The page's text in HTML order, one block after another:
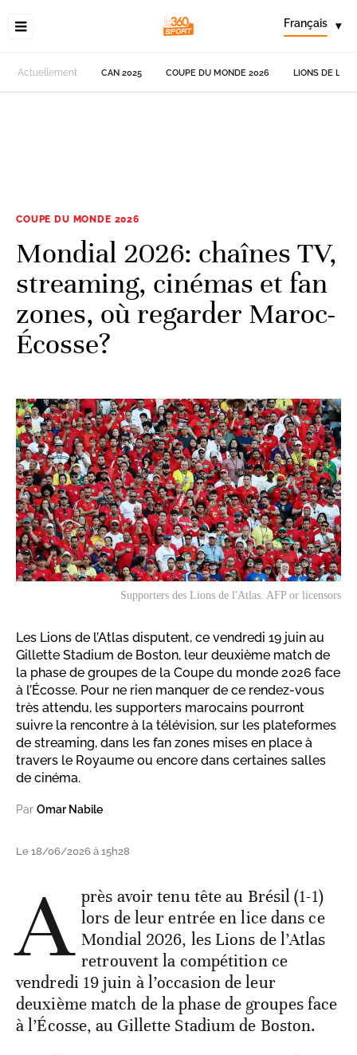
Français ▾
Actuellement CAN 2025 COUPE DU MONDE 2026 LIONS DE
COUPE DU MONDE 2026
Mondial 2026: chaînes TV,
streaming, cinémas et fan
zones, où regarder Maroc-
Écosse?
Supporters des Lions de l'Atlas. AFP or licensors
Les Lions de l’Atlas disputent, ce vendredi 19 juin au
Gillette Stadium de Boston, leur deuxième match de
la phase de groupes de la Coupe du monde 2026 face
à l’Écosse. Pour ne rien manquer de ce rendez-vous
très attendu, les supporters marocains pourront
suivre la rencontre à la télévision, sur les plateformes
de streaming, dans les fan zones mises en place à
travers le Royaume ou encore dans certaines salles
de cinéma.
Par Omar Nabile
Le 18/06/2026 à 15h28
A près avoir tenu tête au Brésil (1-1)
lors de leur entrée en lice dans ce
Mondial 2026, les Lions de l’Atlas
retrouvent la compétition ce
vendredi 19 juin à l’occasion de leur
deuxième match de la phase de groupes face
à l’Écosse, au Gillette Stadium de Boston.